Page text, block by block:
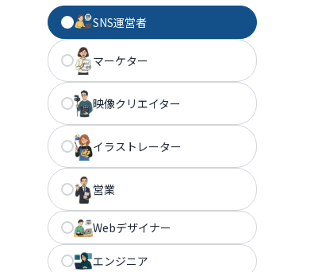
SNS運営者
マーケター
映像クリエイター
イラストレーター
営業
Webデザイナー
エンジニア